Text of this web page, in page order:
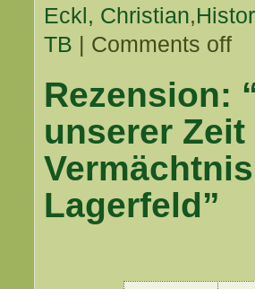
Eckl, Christian,
TB | Comments off
Rezension:
unserer Zeit
Lagerfeld”